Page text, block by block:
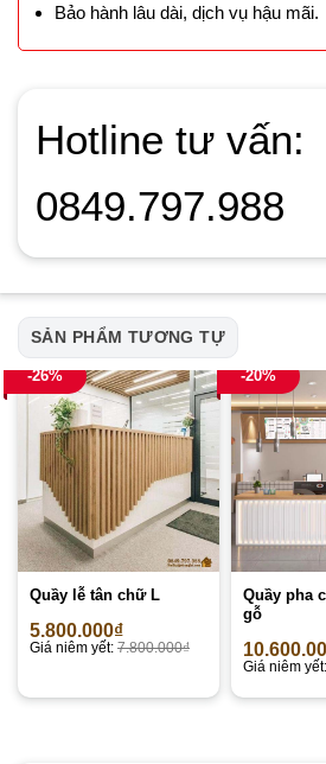
Bảo hành lâu dài, dịch vụ hậu mãi.
Hotline tư vấn:
0849.797.988
SẢN PHẨM TƯƠNG TỰ
-26%
Quầy lễ tân chữ L
5.800.000₫
Giá niêm yết: 7.800.000₫
-20%
Quầy pha
gỗ
Giá niêm yết: